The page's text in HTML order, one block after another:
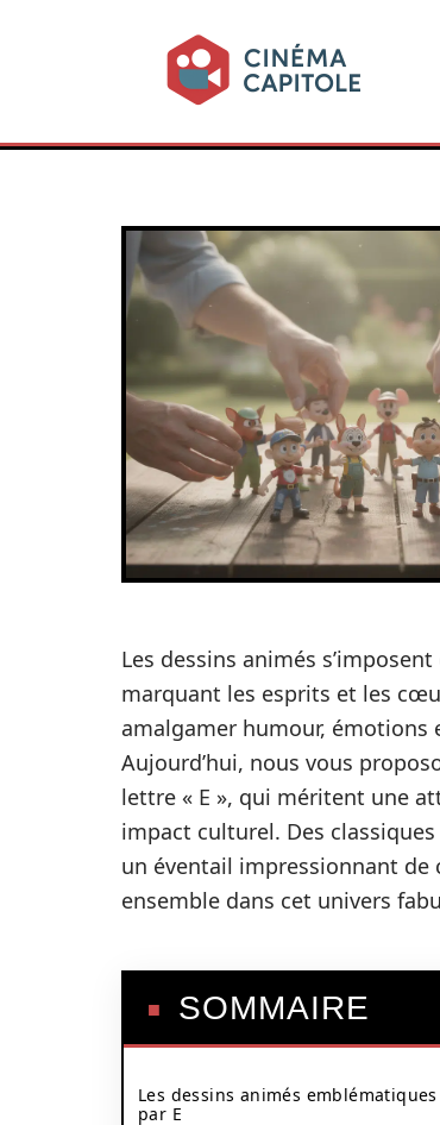
Les dessins animés
marquant les esprits et les
amalgamer humour,
Aujourd’hui, nous vous
lettre « E », qui méritent une
impact culturel. Des
un éventail impressionnant de
ensemble dans cet univers
SOMMAIRE
Les dessins animés
par E